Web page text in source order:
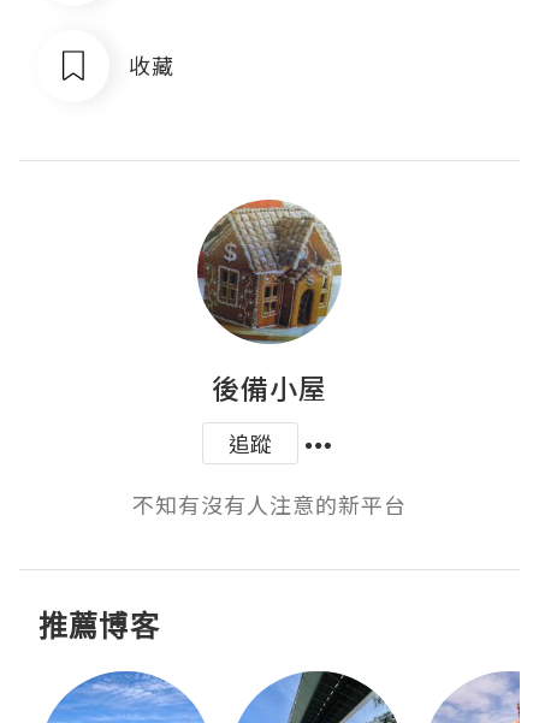
收藏
後備小屋
追蹤
不知有沒有人注意的新平台
推薦博客